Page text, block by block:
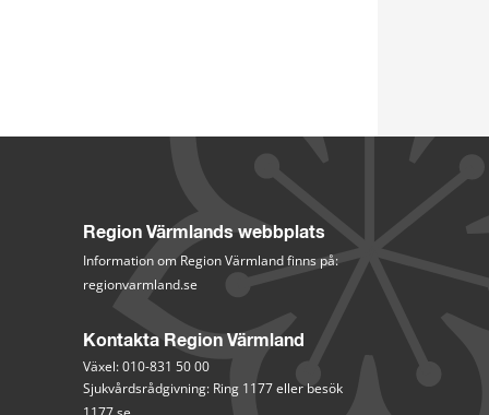
Region Värmlands webbplats
Information om Region Värmland finns på:
regionvarmland.se
Kontakta Region Värmland
Växel: 010-831 50 00
Sjukvårdsrådgivning: Ring 1177 eller besök